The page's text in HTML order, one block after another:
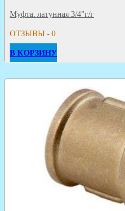
Муфта. латунная 3/4"г/г
ОТЗЫВЫ - 0
В КОРЗИНУ